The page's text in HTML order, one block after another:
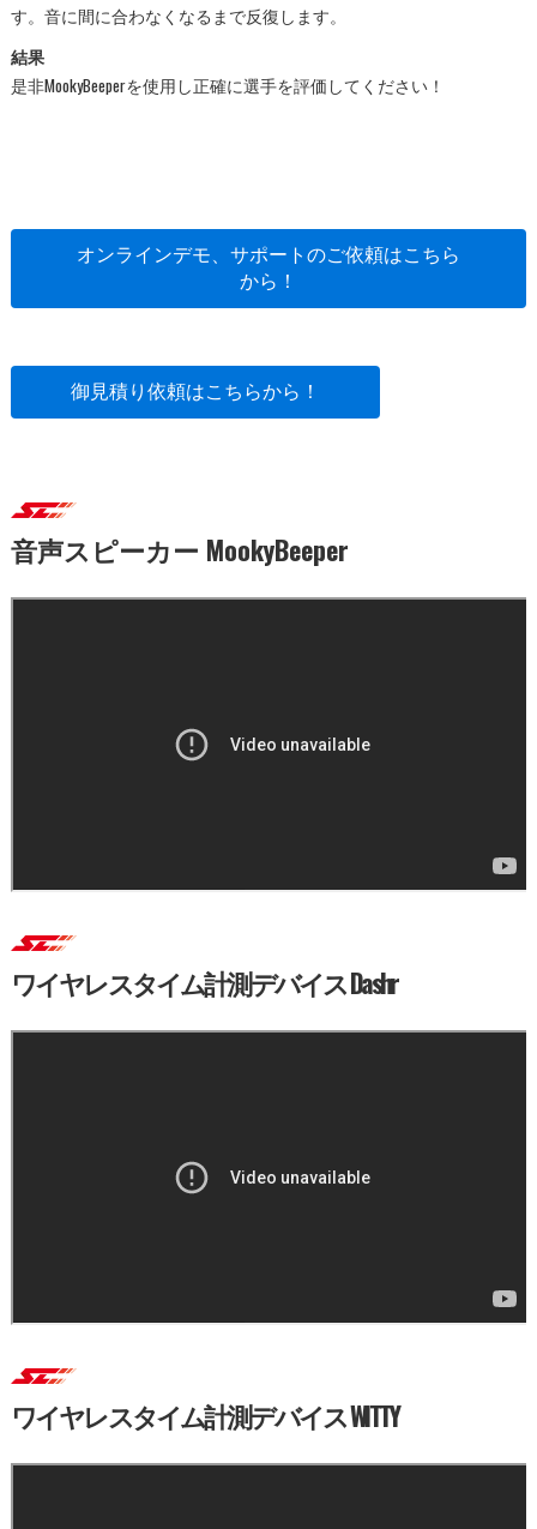
す。音に間に合わなくなるまで反復します。
結果
是非MookyBeeperを使用し正確に選手を評価してください！
オンラインデモ、サポートのご依頼はこちら
から！
御見積り依頼はこちらから！
音声スピーカー MookyBeeper
ワイヤレスタイム計測デバイス Dashr
ワイヤレスタイム計測デバイス WITTY